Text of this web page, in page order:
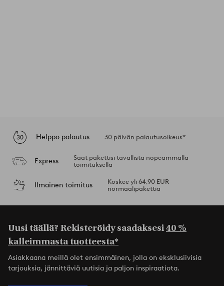
Helppo palautus 30 päivän palautusoikeus*
Express
Saat pakettisi tavallista nopeammalla
toimituksella
Ilmainen toimitus
Koskee yli 64,90 EUR
normaalipakettia
Uusi täällä? Rekisteröidy saadaksesi40 %
kalleimmasta tuotteesta*
Asiakkaana meillä olet ensimmäinen, jolla on eksklusiivisia
tarjouksia, jännittäviä uutisia ja paljon inspiraatiota.